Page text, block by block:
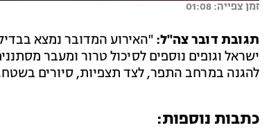
זמן צפייה: 01:08
תגובת דובר צה"ל: "האירוע המדובר נמצא
ישראל וגופים נוספים לסיכול טרור ומעבר
להגנה במרחב התפר, לצד תצפיות, סיורים
כתבות נוספות: